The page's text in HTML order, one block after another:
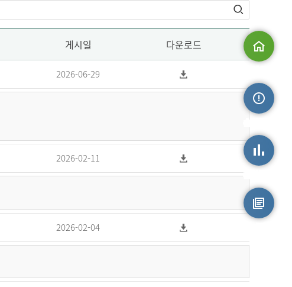
맵
게시일 다운로드
2026-06-29
2026-02-11
2026-02-04
손상정보